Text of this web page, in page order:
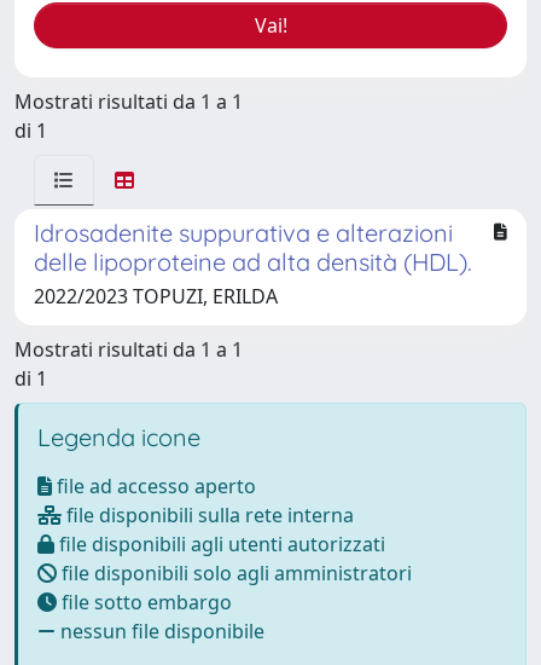
Mostrati risultati da 1 a 1
di 1
Idrosadenite suppurativa e alterazioni
delle lipoproteine ad alta densità (HDL).
2022/2023 TOPUZI, ERILDA
Mostrati risultati da 1 a 1
di 1
Legenda icone
file ad accesso aperto
file disponibili sulla rete interna
file disponibili agli utenti autorizzati
file disponibili solo agli amministratori
file sotto embargo
nessun file disponibile